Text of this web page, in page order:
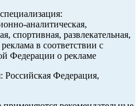
аналитическая,
спортивная, развлекательная,
в соответствии с
Федерации о рекламе
Российская Федерация,